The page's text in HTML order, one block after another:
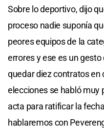
Sobre lo deportivo, dijo
proceso nadie suponía
peores equipos de la
errores y ese es un
quedar diez contratos en
elecciones se habló muy
acta para ratificar la
hablaremos con